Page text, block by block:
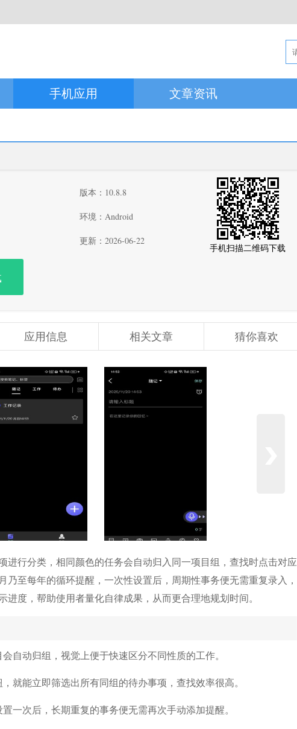
手机应用 文章资讯
版本：10.8.8
环境：Android
更新：2026-06-22
手机扫描二维码下载
应用信息 相关文章 猜你喜欢
进行分类，相同颜色的任务会自动归入同一项目组，查找时点击对应
至每年的循环提醒，一次性设置后，周期性事务便无需重复录入，
度，帮助使用者量化自律成果，从而更合理地规划时间。
自动归组，视觉上便于快速区分不同性质的工作。
就能立即筛选出所有同组的待办事项，查找效率很高。
一次后，长期重复的事务便无需再次手动添加提醒。